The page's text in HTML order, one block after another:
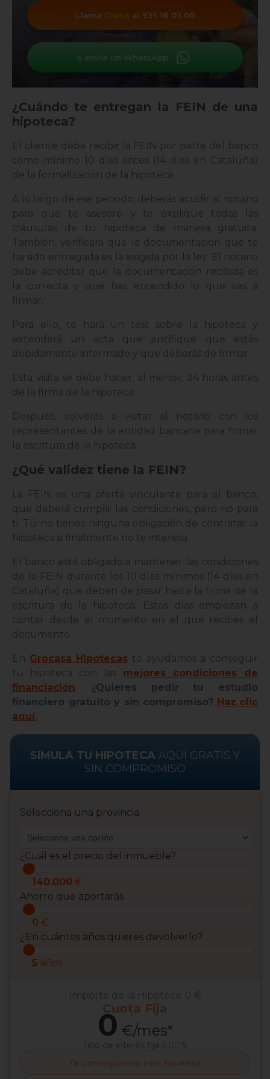
Llama Gratis al 931 16 01 00
o envía un WhatsApp
¿Cuándo te entregan la FEIN de una
hipoteca?
El cliente debe recibir la FEIN por parte del banco
como mínimo 10 días antes (14 días en Cataluña)
de la formalización de la hipoteca.
A lo largo de ese periodo, deberás acudir al notario
para que te asesore y te explique todas las
cláusulas de tu hipoteca de manera gratuita.
También, verificará que la documentación que te
ha sido entregada es la exigida por la ley. El notario
debe acreditar que la documentación recibida es
la correcta y que has entendido lo que vas a
firmar.
Para ello, te hará un test sobre la hipoteca y
extenderá un acta que justifique que estás
debidamente informado y que deberás de firmar.
Esta visita se debe hacer, al menos, 24 horas antes
de la firma de la hipoteca.
Después, volverás a visitar al notario con los
representantes de la entidad bancaria para firmar
la escritura de la hipoteca.
¿Qué validez tiene la FEIN?
La FEIN es una oferta vinculante para el banco,
que deberá cumplir las condiciones, pero no para
ti. Tú no tienes ninguna obligación de contratar la
hipoteca si finalmente no te interesa.
El banco está obligado a mantener las condiciones
de la FEIN durante los 10 días mínimos (14 días en
Cataluña) que deben de pasar hasta la firma de la
escritura de la hipoteca. Estos días empiezan a
contar desde el momento en el que recibes el
documento.
En Grocasa Hipotecas te ayudamos a conseguir
tu hipoteca con las mejores condiciones de
financiación
¿Quieres pedir tu estudio
financiero gratuito y sin compromiso? Haz clic
aquí.
SIMULA TU HIPOTECA AQUÍ GRATIS Y
SIN COMPROMISO
Selecciona una provincia
¿Cuál es el precio del inmueble?
140.000 €
Ahorro que aportarás
0 €
¿En cuántos años quieres devolverlo?
5 años
Importe de la Hipoteca: 0 €
Cuota Fija
0 €/mes*
Tipo de interés fija 3.00%
Te conseguimos esta hipoteca